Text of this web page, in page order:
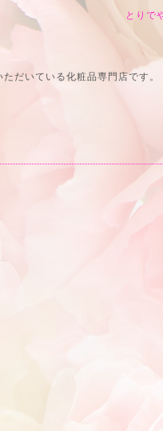
とりで
だいている化粧品専門店です。